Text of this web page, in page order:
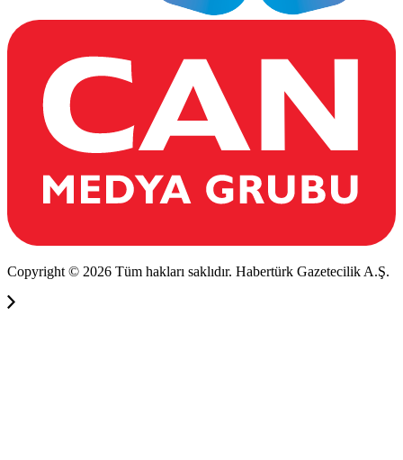
Copyright © 2026 Tüm hakları saklıdır. Habertürk Gazetecilik A.Ş.